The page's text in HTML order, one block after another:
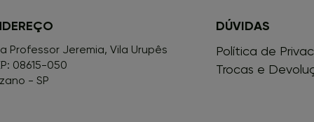
Professor Jeremia, Vila Urupês
08615-050
- SP
DÚVIDAS
Política de
Trocas e